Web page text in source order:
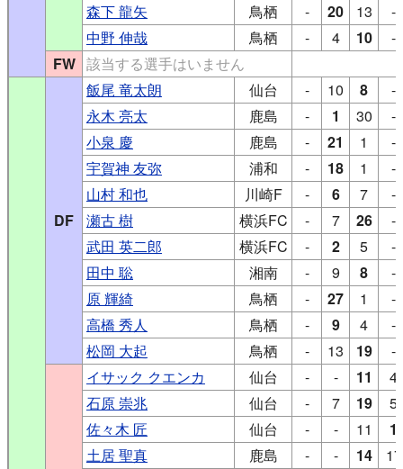
森下 龍矢
鳥栖 - 20 13
-
中野 伸哉
鳥栖 - 4 10
-
FW 該当する選手はいません
DF
飯尾 竜太朗 仙台 - 10 8
-
永木 亮太
鹿島 - 1 30
-
小泉 慶
鹿島 - 21 1
-
宇賀神 友弥
浦和 - 18 1
-
山村 和也
川崎F - 6 7
-
瀬古 樹
横浜FC - 7 26
-
武田 英二郎
横浜FC - 2 5
-
田中 聡
湘南 - 9 8
-
原 輝綺
鳥栖 - 27 1
-
高橋 秀人
鳥栖 - 9 4
-
松岡 大起
鳥栖 - 13 19 -
イサック クエンカ 仙台 - - 11
4
石原 崇兆
仙台 - 7 19
5
佐々木 匠
仙台 - - 11
1
土居 聖真
鹿島 - - 14
17